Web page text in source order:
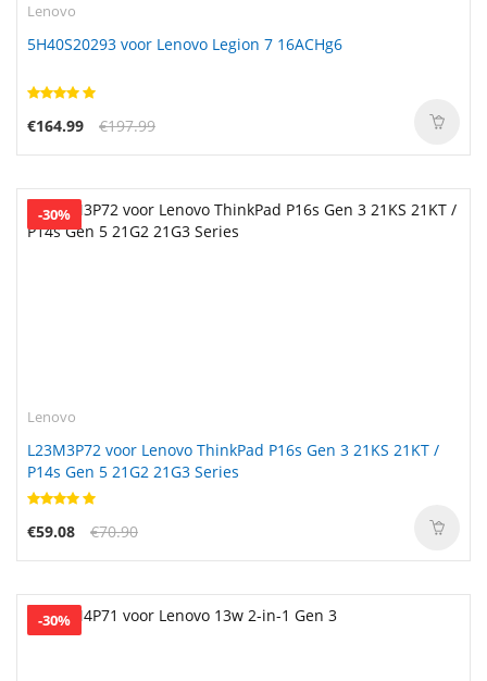
Lenovo
5H40S20293 voor Lenovo Legion 7 16ACHg6
€164.99 €197.99
-30%
Lenovo
L23M3P72 voor Lenovo ThinkPad P16s Gen 3 21KS 21KT /
P14s Gen 5 21G2 21G3 Series
€59.08 €70.90
-30%